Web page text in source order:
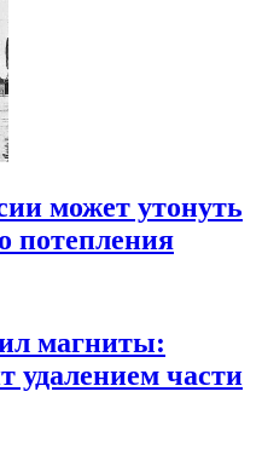
может утонуть
потепления
магниты:
удалением части